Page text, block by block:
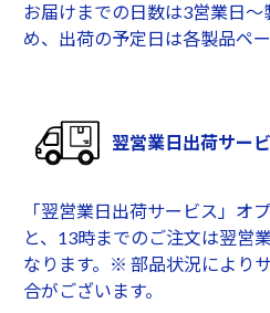
お届けまでの日数は3営業日～
め、出荷の予定日は各製品ペ
翌営業日出荷サー
「翌営業日出荷サービス」オ
と、13時までのご注文は翌営
なります。※ 部品状況により
合がございます。